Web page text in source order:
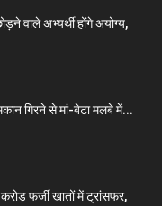
वाले अभ्यर्थी होंगे अयोग्य,
गिरने से मां-बेटा मलबे में...
फर्जी खातों में ट्रांसफर,